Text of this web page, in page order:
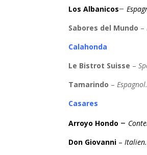
Los Albanicos–
Sabores del Mundo –
Calahonda
Le Bistrot Suisse –
Tamarindo – Espagnol.
Casares
Arroyo Hondo –
Don Giovanni – Italien.